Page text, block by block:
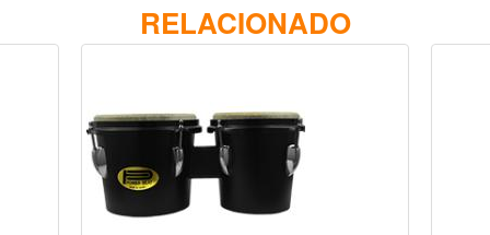
RELACIONADO